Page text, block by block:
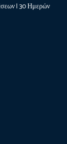
| 30 Ημερών